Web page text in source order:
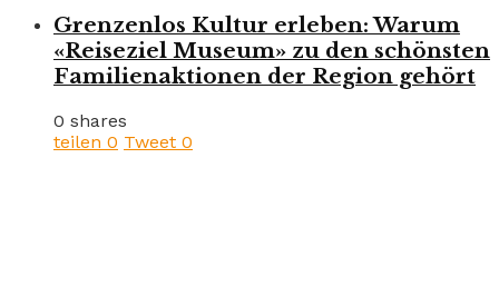
Grenzenlos Kultur erleben: Warum
«Reiseziel Museum» zu den schönsten
Familienaktionen der Region gehört
0 shares
teilen 0 Tweet 0